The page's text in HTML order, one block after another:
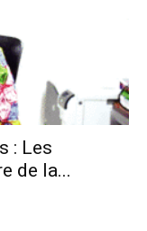
: Les
de la...